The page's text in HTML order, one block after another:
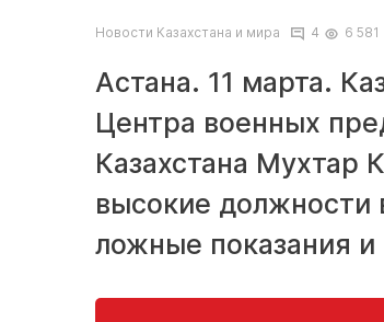
Новости Казахстана и мира 4 6 581
Астана. 11 марта.
Центра военных
Казахстана Мухтар
высокие должности
ложные показания и